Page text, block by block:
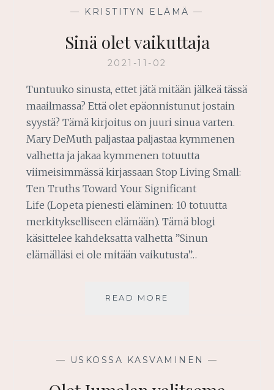
— KRISTITYN ELÄMÄ —
Sinä olet vaikuttaja
2021-11-02
Tuntuuko sinusta, ettet jätä mitään jälkeä tässä
maailmassa? Että olet epäonnistunut jostain
syystä? Tämä kirjoitus on juuri sinua varten.
Mary DeMuth paljastaa paljastaa kymmenen
valhetta ja jakaa kymmenen totuutta
viimeisimmässä kirjassaan Stop Living Small:
Ten Truths Toward Your Significant
Life (Lopeta pienesti eläminen: 10 totuutta
merkitykselliseen elämään). Tämä blogi
käsittelee kahdeksatta valhetta ”Sinun
elämälläsi ei ole mitään vaikutusta”…
READ MORE
— USKOSSA KASVAMINEN —